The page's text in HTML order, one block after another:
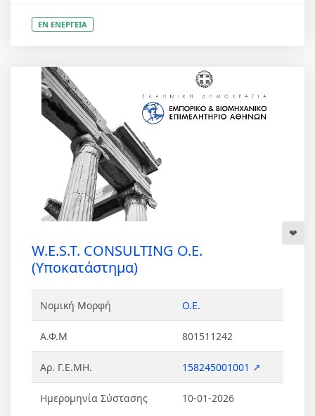
ΕΝ ΕΝΕΡΓΕΙΑ
W.E.S.T. CONSULTING Ο.Ε.
(Υποκατάστημα)
Νομική Μορφή Ο.Ε.
Α.Φ.Μ 801511242
Αρ. Γ.Ε.ΜΗ. 158245001001 ↗
Ημερομηνία Σύστασης 10-01-2026